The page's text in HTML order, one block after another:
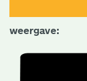
weergave: